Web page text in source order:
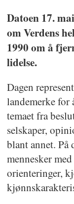
Datoen 17.
om Verdens
1990 om å
lidelse.
Dagen
landemerke for
temaet fra
selskaper,
blant annet. På
mennesker
orienteringer,